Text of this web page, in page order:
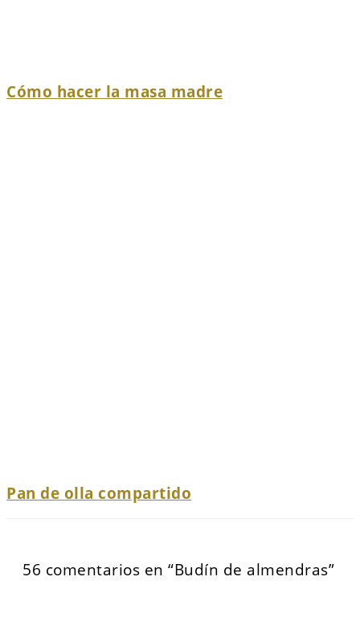
Cómo hacer la masa madre
Pan de olla compartido
56 comentarios en “Budín de almendras”